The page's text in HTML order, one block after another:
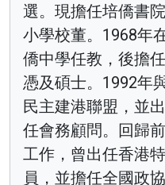
選。現擔任培僑書
小學校董。1968年
僑中學任教，後擔
憑及碩士。1992年
民主建港聯盟，並
任會務顧問。回歸
工作，曾出任香港
員，並擔任全國政